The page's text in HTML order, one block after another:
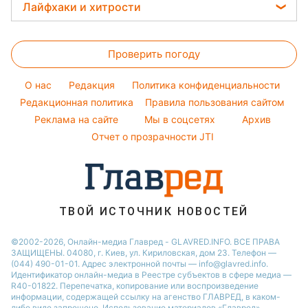
Новости Полтавы
Новости Сум
Новости Черкассы
Настя Каменских
Виталий Козловский
София Ротару
Ольга Сумская
Филипп Киркоров
Легкие десерты
Праздничное меню
Оптические иллюзии
Народные приметы
Все о шоу-бизнесе
Прогноз погоды
Магнитные бури
Погода на сегодня
Погода на завтра
Пылевая буря
Лайфхаки и хитрости
Стирка
Авто
Комнатные растения
Проверить погоду
O нас Редакция
Политика конфиденциальности
Редакционная политика
Правила пользования сайтом
Реклама на сайте
Мы в соцсетях
Архив
Отчет о прозрачности JTI
ТВОЙ ИСТОЧНИК НОВОСТЕЙ
©2002-2026, Онлайн-медиа Главред - GLAVRED.INFO. ВСЕ ПРАВА
ЗАЩИЩЕНЫ. 04080, г. Киев, ул. Кириловская, дом 23. Телефон —
(044) 490-01-01. Адрес электронной почты — info@glavred.info.
Идентификатор онлайн-медиа в Реестре cубъектов в сфере медиа —
R40-01822. Перепечатка, копирование или воспроизведение
информации, содержащей ссылку на агенство ГЛАВРЕД, в каком-